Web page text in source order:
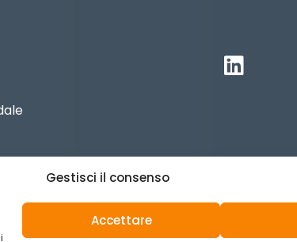
Gestisci il consenso
Accettare
